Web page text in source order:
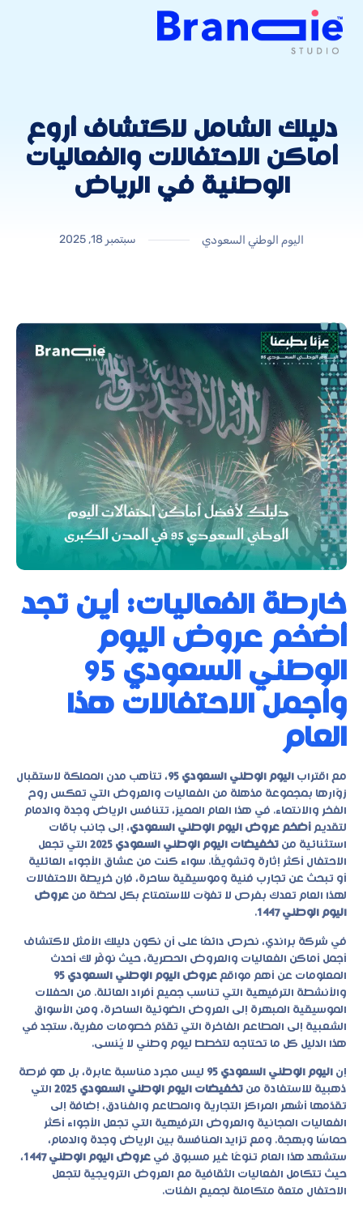
دليلك الشامل لاكتشاف أروع
أماكن الاحتفالات والفعاليات
الوطنية في الرياض
اليوم الوطني السعودي سبتمبر 18, 2025
خارطة الفعاليات: أين تجد
أضخم عروض اليوم
الوطني السعودي 95
وأجمل الاحتفالات هذا
العام
مع اقتراب اليوم الوطني السعودي 95
، تتأهب مدن المملكة لاستقبال
زوّارها بمجموعة مذهلة من الفعاليات والعروض التي تعكس روح
الفخر والانتماء. في هذا العام المميز، تتنافس الرياض وجدة والدمام
لتقديم أضخم عروض اليوم الوطني السعودي، إلى جانب باقات
استثنائية من تخفيضات اليوم الوطني السعودي 2025
التي تجعل
الاحتفال أكثر إثارة وتشويقًا. سواء كنت من عشاق الأجواء العائلية
أو تبحث عن تجارب فنية وموسيقية ساحرة، فإن خريطة الاحتفالات
لهذا العام تعدك بفرص لا تفوّت للاستمتاع بكل لحظة من عروض
اليوم الوطني 1447
.
في شركة براندي، نحرص دائمًا على أن نكون دليلك الأمثل لاكتشاف
أجمل أماكن الفعاليات والعروض الحصرية، حيث نوفّر لك أحدث
المعلومات عن أهم مواقع عروض اليوم الوطني السعودي 95
والأنشطة الترفيهية التي تناسب جميع أفراد العائلة. من الحفلات
الموسيقية المبهرة إلى العروض الضوئية الساحرة، ومن الأسواق
الشعبية إلى المطاعم الفاخرة التي تقدّم خصومات مغرية، ستجد في
هذا الدليل كل ما تحتاجه لتخطط ليوم وطني لا يُنسى.
إن اليوم الوطني السعودي 95
ليس مجرد مناسبة عابرة، بل هو فرصة
ذهبية للاستفادة من تخفيضات اليوم الوطني السعودي 2025
التي
تقدّمها أشهر المراكز التجارية والمطاعم والفنادق، إضافة إلى
الفعاليات المجانية والعروض الترفيهية التي تجعل الأجواء أكثر
حماسًا وبهجة. ومع تزايد المنافسة بين الرياض وجدة والدمام،
ستشهد هذا العام تنوعًا غير مسبوق في عروض اليوم الوطني 1447
،
حيث تتكامل الفعاليات الثقافية مع العروض الترويجية لتجعل
الاحتفال متعة متكاملة لجميع الفئات.